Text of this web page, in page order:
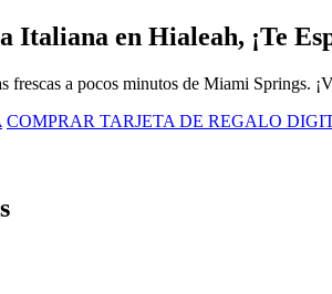
en Hialeah, ¡Te
frescas a pocos minutos de Miami Springs.
COMPRAR TARJETA DE REGALO